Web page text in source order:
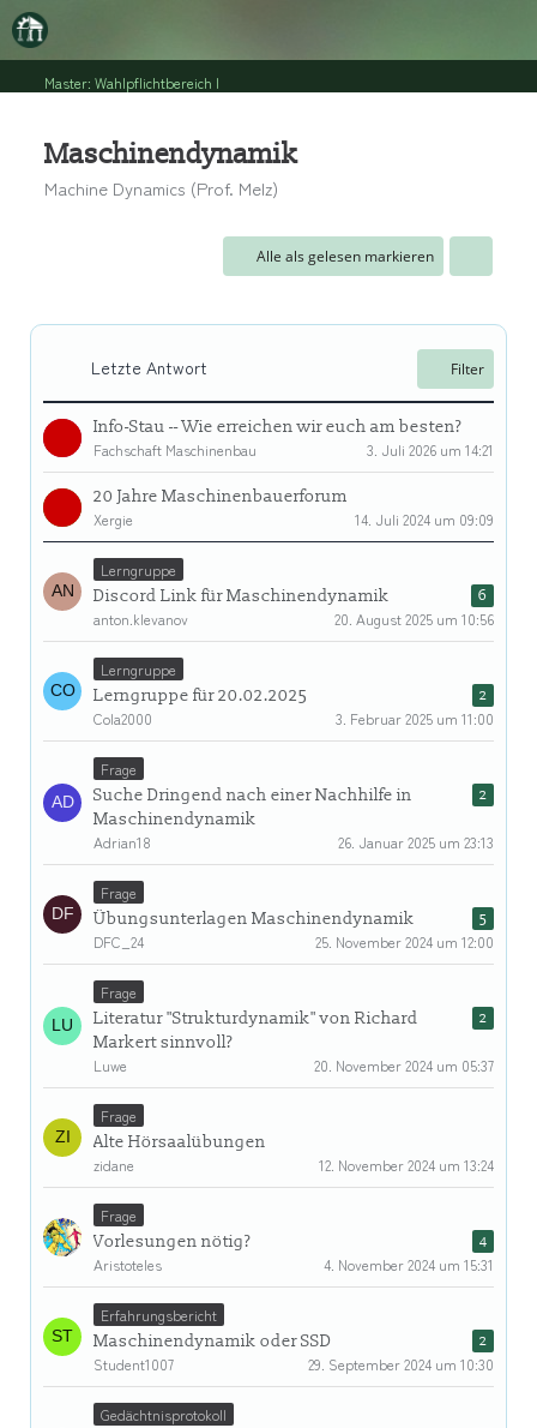
Master: Wahlpflichtbereich I
Maschinendynamik
Machine Dynamics (Prof. Melz)
Alle als gelesen markieren
Letzte Antwort Filter
Info-Stau -- Wie erreichen wir euch am besten?
Fachschaft Maschinenbau
3. Juli 2026 um 14:21
20 Jahre Maschinenbauerforum
Xergie
14. Juli 2024 um 09:09
Lerngruppe
Discord Link für Maschinendynamik
6
anton.klevanov 20. August 2025 um 10:56
Lerngruppe
Lerngruppe für 20.02.2025
2
Cola2000 3. Februar 2025 um 11:00
Frage
Suche Dringend nach einer Nachhilfe in
Maschinendynamik
2
Adrian18 26. Januar 2025 um 23:13
Frage
Übungsunterlagen Maschinendynamik
5
DFC_24 25. November 2024 um 12:00
Frage
Literatur "Strukturdynamik" von Richard
Markert sinnvoll?
2
Luwe 20. November 2024 um 05:37
Frage
Alte Hörsaalübungen
zidane
12. November 2024 um 13:24
Frage
Vorlesungen nötig?
4
Aristoteles 4. November 2024 um 15:31
Erfahrungsbericht
Maschinendynamik oder SSD
2
Student1007 29. September 2024 um 10:30
Gedächtnisprotokoll